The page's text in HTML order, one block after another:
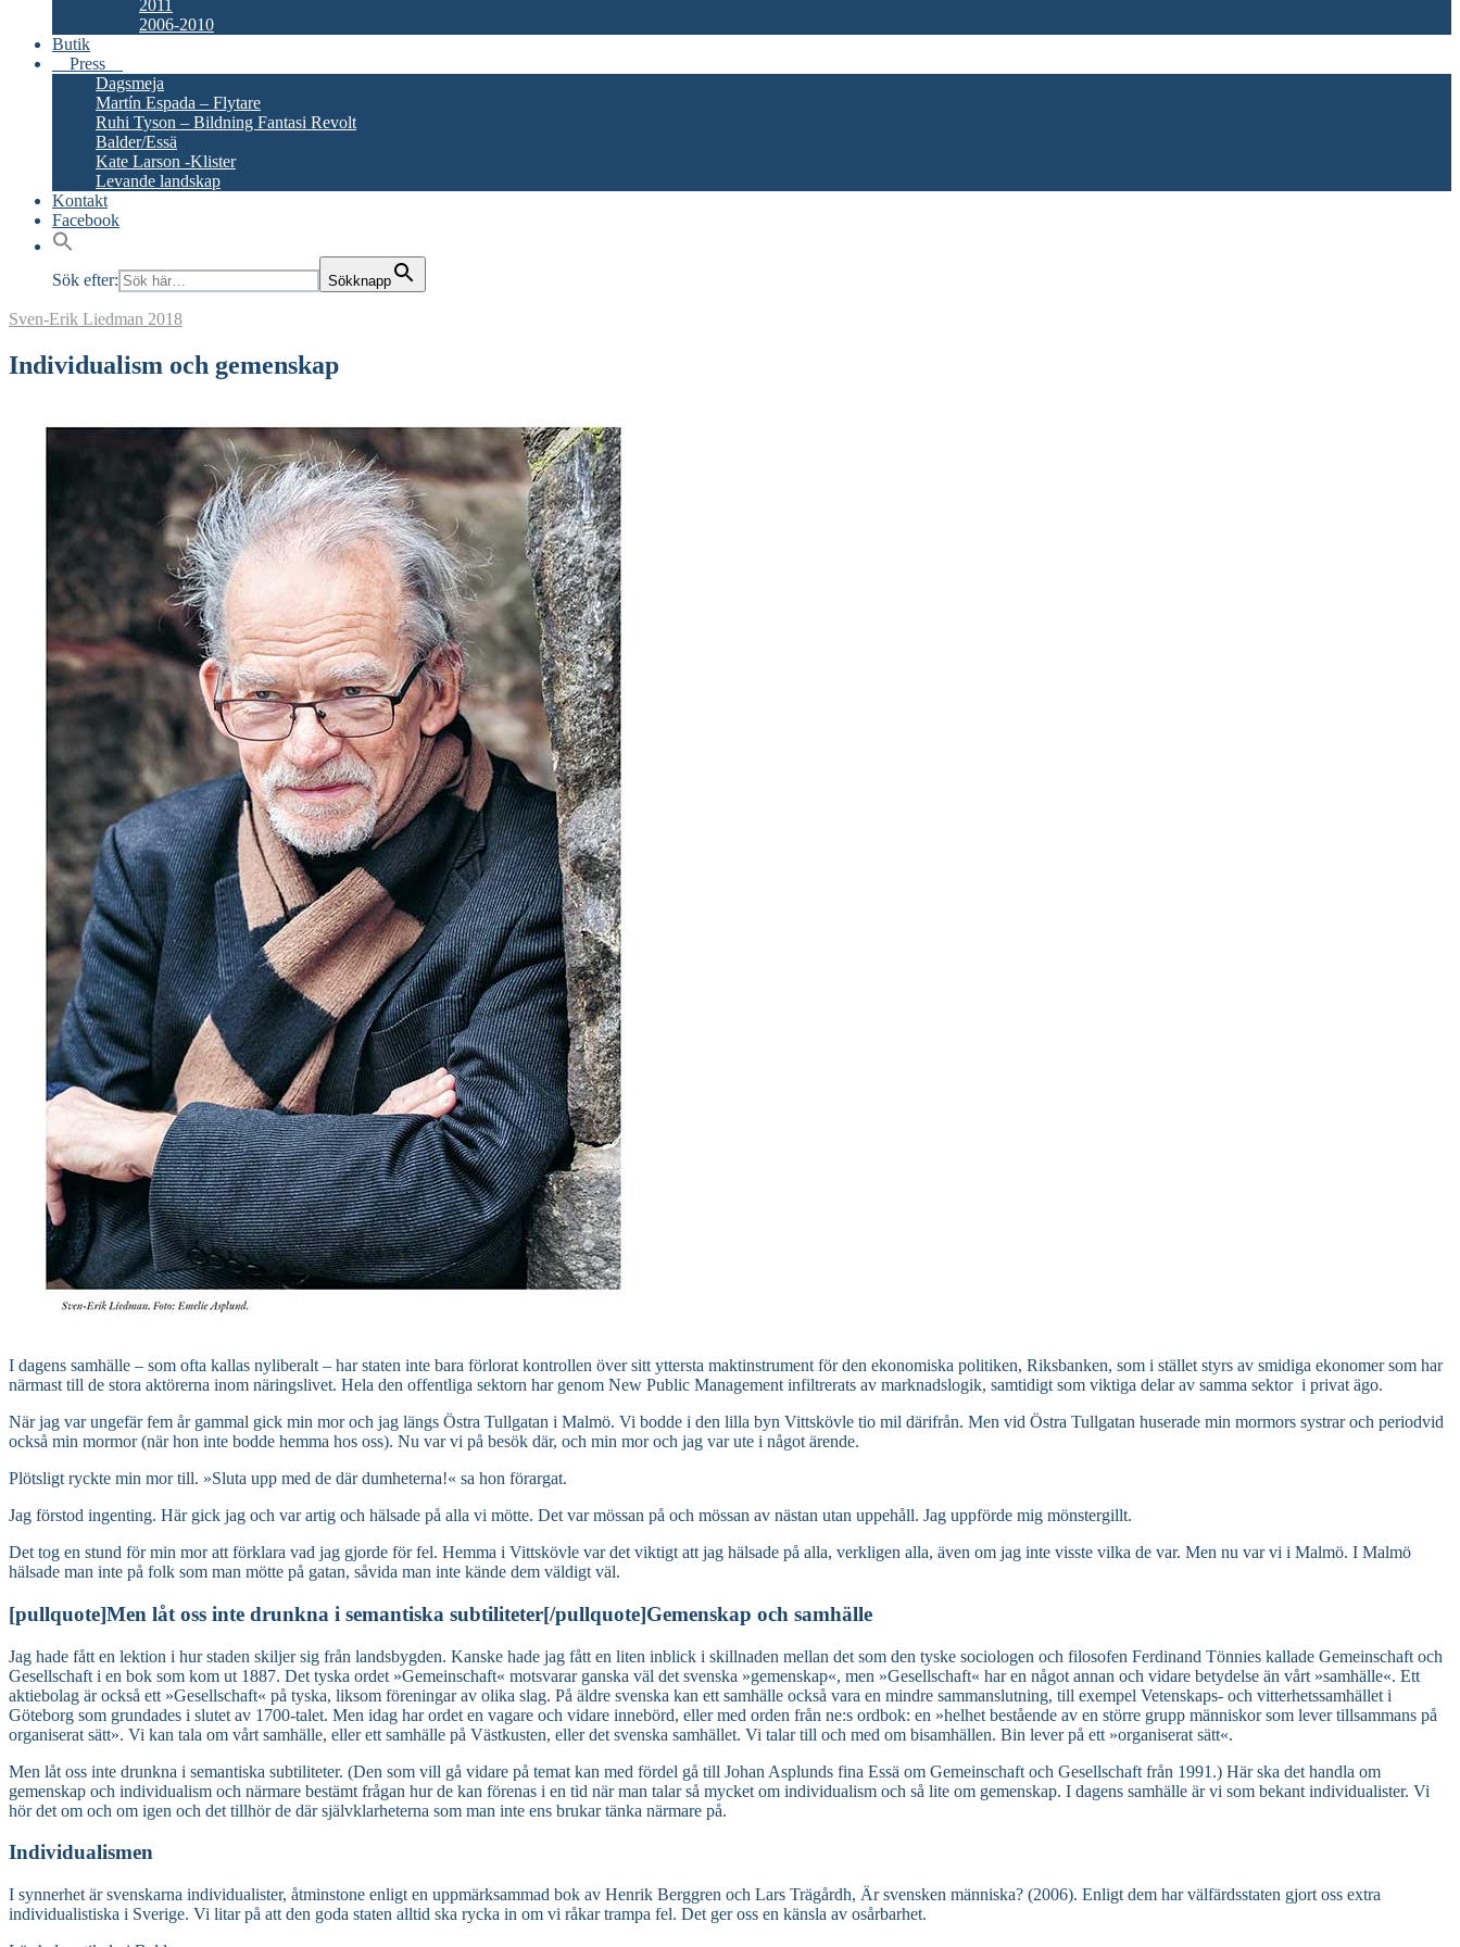
2011
2006-2010
Butik
Press
Dagsmeja
Martín Espada – Flytare
Ruhi Tyson – Bildning Fantasi Revolt
Balder/Essä
Kate Larson -Klister
Levande landskap
Kontakt
Facebook
Sök efter: Sökknapp
Sven-Erik Liedman 2018
Individualism och gemenskap
I dagens samhälle – som ofta kallas nyliberalt – har staten inte bara förlorat kontrollen över sitt yttersta maktinstrument för den ekonomiska politiken, Riksbanken, som i stället styrs av smidiga ekonomer som har
närmast till de stora aktörerna inom näringslivet. Hela den offentliga sektorn har genom New Public Management infiltrerats av marknadslogik, samtidigt som viktiga delar av samma sektor i privat ägo.
När jag var ungefär fem år gammal gick min mor och jag längs Östra Tullgatan i Malmö. Vi bodde i den lilla byn Vittskövle tio mil därifrån. Men vid Östra Tullgatan huserade min mormors systrar och periodvid
också min mormor (när hon inte bodde hemma hos oss). Nu var vi på besök där, och min mor och jag var ute i något ärende.
Plötsligt ryckte min mor till. »Sluta upp med de där dumheterna!« sa hon förargat.
Jag förstod ingenting. Här gick jag och var artig och hälsade på alla vi mötte. Det var mössan på och mössan av nästan utan uppehåll. Jag uppförde mig mönstergillt.
Det tog en stund för min mor att förklara vad jag gjorde för fel. Hemma i Vittskövle var det viktigt att jag hälsade på alla, verkligen alla, även om jag inte visste vilka de var. Men nu var vi i Malmö. I Malmö
hälsade man inte på folk som man mötte på gatan, såvida man inte kände dem väldigt väl.
[pullquote]Men låt oss inte drunkna i semantiska subtiliteter[/pullquote]Gemenskap och samhälle
Jag hade fått en lektion i hur staden skiljer sig från landsbygden. Kanske hade jag fått en liten inblick i skillnaden mellan det som den tyske sociologen och filosofen Ferdinand Tönnies kallade Gemeinschaft och
Gesellschaft i en bok som kom ut 1887. Det tyska ordet »Gemeinschaft« motsvarar ganska väl det svenska »gemenskap«, men »Gesellschaft« har en något annan och vidare betydelse än vårt »samhälle«. Ett
aktiebolag är också ett »Gesellschaft« på tyska, liksom föreningar av olika slag. På äldre svenska kan ett samhälle också vara en mindre sammanslutning, till exempel Vetenskaps- och vitterhetssamhället i
Göteborg som grundades i slutet av 1700-talet. Men idag har ordet en vagare och vidare innebörd, eller med orden från ne:s ordbok: en »helhet bestående av en större grupp människor som lever tillsammans på
organiserat sätt». Vi kan tala om vårt samhälle, eller ett samhälle på Västkusten, eller det svenska samhället. Vi talar till och med om bisamhällen. Bin lever på ett »organiserat sätt«.
Men låt oss inte drunkna i semantiska subtiliteter. (Den som vill gå vidare på temat kan med fördel gå till Johan Asplunds fina Essä om Gemeinschaft och Gesellschaft från 1991.) Här ska det handla om
gemenskap och individualism och närmare bestämt frågan hur de kan förenas i en tid när man talar så mycket om individualism och så lite om gemenskap. I dagens samhälle är vi som bekant individualister. Vi
hör det om och om igen och det tillhör de där självklarheterna som man inte ens brukar tänka närmare på.
Individualismen
I synnerhet är svenskarna individualister, åtminstone enligt en uppmärksammad bok av Henrik Berggren och Lars Trägårdh, Är svensken människa? (2006). Enligt dem har välfärdsstaten gjort oss extra
individualistiska i Sverige. Vi litar på att den goda staten alltid ska rycka in om vi råkar trampa fel. Det ger oss en känsla av osårbarhet.